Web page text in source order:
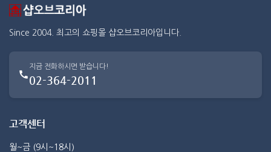
Since 2004. 최고의 쇼핑몰 샵오브코리아입니다.
지금 전화하시면 받습니다!
02-364-2011
고객센터
월~금 (9시~18시)